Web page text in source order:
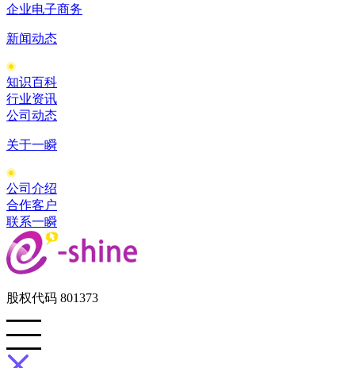
企业电子商务
新闻动态
知识百科
行业资讯
公司动态
关于一瞬
公司介绍
合作客户
联系一瞬
股权代码 801373